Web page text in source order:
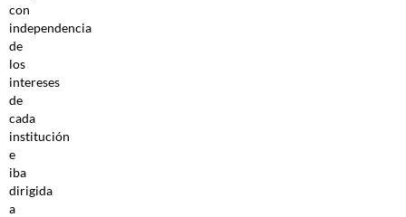
con
independencia
de
los
intereses
de
cada
institución
e
iba
dirigida
a